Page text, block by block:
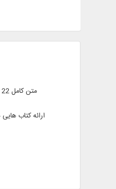
ارائه کتاب